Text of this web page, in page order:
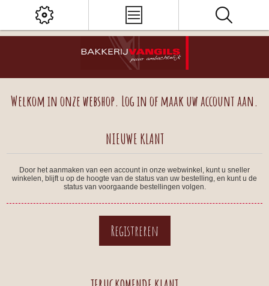
Welkom in onze webshop. Log in of maak uw account aan.
NIEUWE KLANT
Door het aanmaken van een account in onze webwinkel, kunt u sneller
winkelen, blijft u op de hoogte van de status van uw bestelling, en kunt u de
status van voorgaande bestellingen volgen.